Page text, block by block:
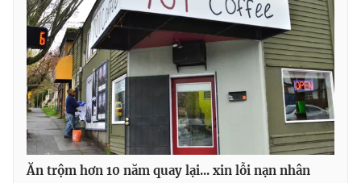
Thị trường 24h Tấm lòng Việt
VTV4 Vươn mình bằng AI
VTV9 VTV8
Liên hệ tòa soạn English
Ăn trộm hơn 10 năm quay lại... xin lỗi nạn nhân